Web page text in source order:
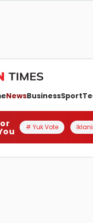
NewsBusinessSport
# Yuk Vote